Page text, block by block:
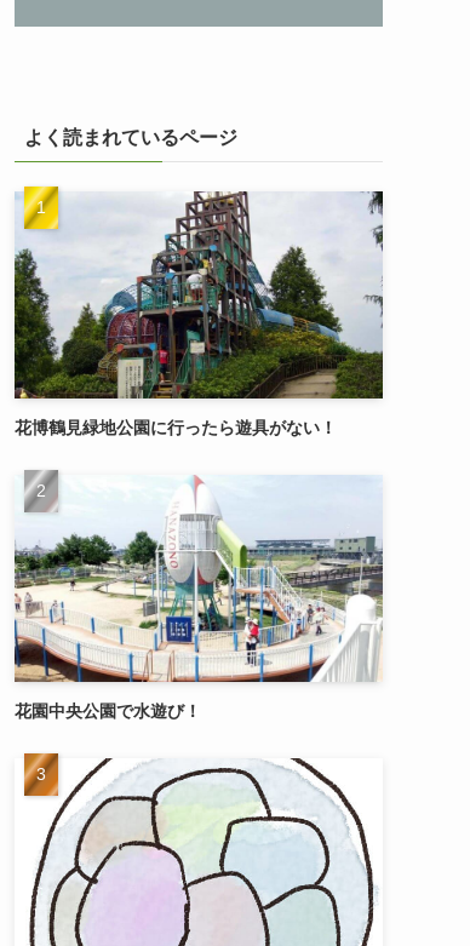
よく読まれているページ
花博鶴見緑地公園に行ったら遊具がない！
花園中央公園で水遊び！